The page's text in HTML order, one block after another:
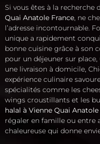
Si vous êtes à la recherche
Quai Anatole France , ne
l’adresse incontournable.
unique a rapidement
bonne cuisine grâce à son
pour un déjeuner sur
une livraison à domicile,
expérience culinaire
spécialités comme les
wings croustillants et les
halal à Vienne Quai Anatole
régaler en famille ou entre
chaleureuse qui donne